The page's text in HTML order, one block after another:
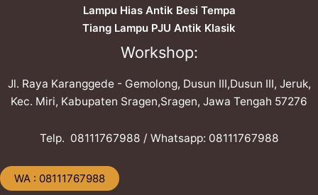
Lampu Hias Antik Besi Tempa
Tiang Lampu PJU Antik Klasik
Workshop:
Jl. Raya Karanggede - Gemolong, Dusun III,Dusun III, Jeruk,
Kec. Miri, Kabupaten Sragen,Sragen, Jawa Tengah 57276
Telp. ​08111767988 / Whatsapp: ​08111767988
​WA : 08111767988